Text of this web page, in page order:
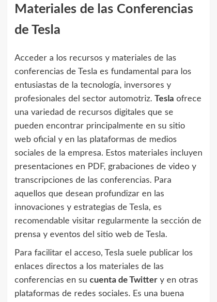
Materiales de las Conferencias
de Tesla
Acceder a los recursos y materiales de las
conferencias de Tesla es fundamental para los
entusiastas de la tecnología, inversores y
profesionales del sector automotriz. Tesla ofrece
una variedad de recursos digitales que se
pueden encontrar principalmente en su sitio
web oficial y en las plataformas de medios
sociales de la empresa. Estos materiales incluyen
presentaciones en PDF, grabaciones de video y
transcripciones de las conferencias. Para
aquellos que desean profundizar en las
innovaciones y estrategias de Tesla, es
recomendable visitar regularmente la sección de
prensa y eventos del sitio web de Tesla.
Para facilitar el acceso, Tesla suele publicar los
enlaces directos a los materiales de las
conferencias en su cuenta de Twitter y en otras
plataformas de redes sociales. Es una buena